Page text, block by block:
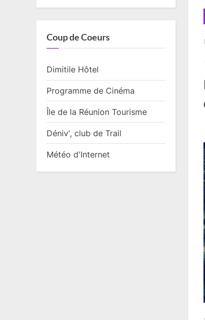
Coup de Coeurs
Dimitile Hôtel
Programme de Cinéma
Île de la Réunion Tourisme
Déniv', club de Trail
Météo d'Internet